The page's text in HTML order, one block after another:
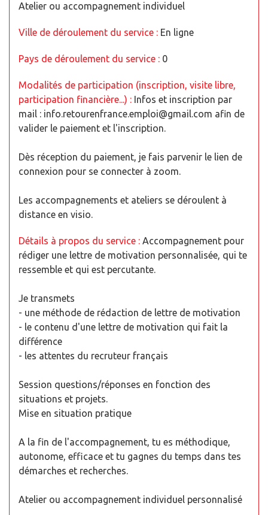
Atelier ou accompagnement individuel
Ville de déroulement du service : En ligne
Pays de déroulement du service : 0
Modalités de participation (inscription, visite libre,
participation financière...) : Infos et inscription par
mail : info.retourenfrance.emploi@gmail.com afin de
valider le paiement et l'inscription.
Dès réception du paiement, je fais parvenir le lien de
connexion pour se connecter à zoom.
Les accompagnements et ateliers se déroulent à
distance en visio.
Détails à propos du service : Accompagnement pour
rédiger une lettre de motivation personnalisée, qui te
ressemble et qui est percutante.
Je transmets
- une méthode de rédaction de lettre de motivation
- le contenu d'une lettre de motivation qui fait la
différence
- les attentes du recruteur français
Session questions/réponses en fonction des
situations et projets.
Mise en situation pratique
A la fin de l'accompagnement, tu es méthodique,
autonome, efficace et tu gagnes du temps dans tes
démarches et recherches.
Atelier ou accompagnement individuel personnalisé